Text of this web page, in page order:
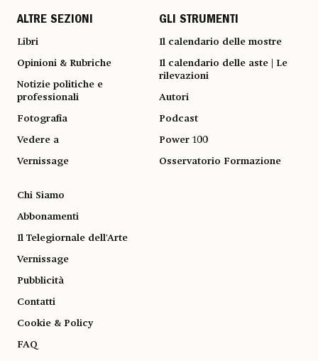
ALTRE SEZIONI
Libri
Opinioni & Rubriche
Notizie politiche e
professionali
Fotografia
Vedere a
Vernissage
GLI STRUMENTI
Il calendario delle mostre
Il calendario delle aste | Le
rilevazioni
Autori
Podcast
Power 100
Osservatorio Formazione
Chi Siamo
Abbonamenti
Il Telegiornale dell'Arte
Vernissage
Pubblicità
Contatti
Cookie & Policy
FAQ